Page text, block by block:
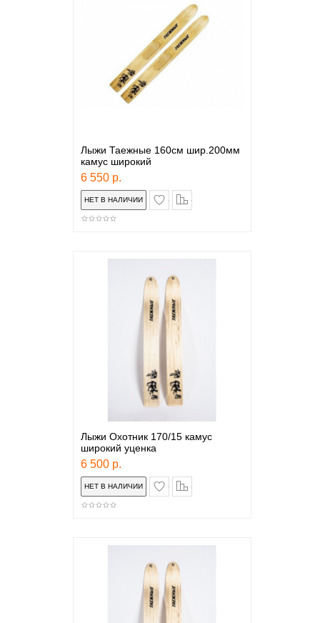
Лыжи Таежные 160см шир.200мм
камус широкий
6 550 р.
в закладки
Лыжи Охотник 170/15 камус
широкий уценка
6 500 р.
в закладки